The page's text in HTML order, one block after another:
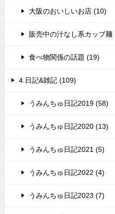
大阪のおいしいお店 (10)
販売中の汁なし系カップ麺
食べ物関係の話題 (19)
4.日記&雑記 (109)
うみんちゅ日記2019 (58)
うみんちゅ日記2020 (13)
うみんちゅ日記2021 (5)
うみんちゅ日記2022 (4)
うみんちゅ日記2023 (7)